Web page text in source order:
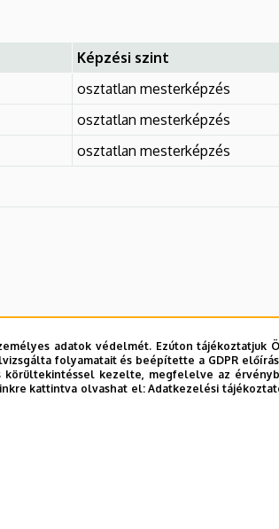
Képzési szint
osztatlan mesterképzés
osztatlan mesterképzés
osztatlan mesterképzés
adatok védelmét. Ezúton tájékoztatjuk
folyamatait és beépítette a GDPR
körültekintéssel kezelte, megfelelve az
kattintva olvashat el:Adatkezelési